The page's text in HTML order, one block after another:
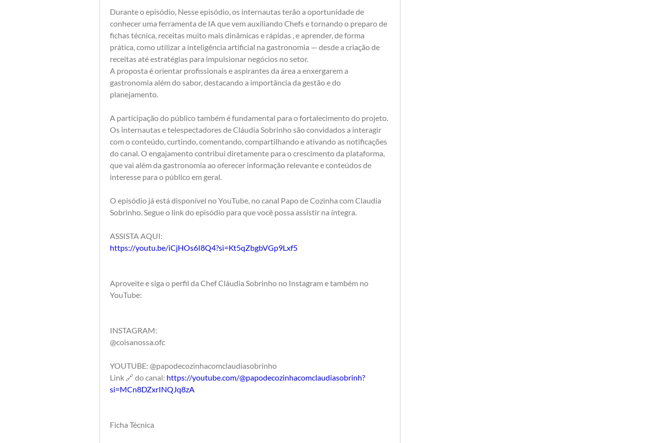
Durante o episódio, Nesse episódio, os internautas terão a oportunidade de
conhecer uma ferramenta de IA que vem auxiliando Chefs e tornando o preparo de
fichas técnica, receitas muito mais dinâmicas e rápidas , e aprender, de forma
prática, como utilizar a inteligência artificial na gastronomia — desde a criação de
receitas até estratégias para impulsionar negócios no setor.
A proposta é orientar profissionais e aspirantes da área a enxergarem a
gastronomia além do sabor, destacando a importância da gestão e do
planejamento.
A participação do público também é fundamental para o fortalecimento do projeto.
Os internautas e telespectadores de Cláudia Sobrinho são convidados a interagir
com o conteúdo, curtindo, comentando, compartilhando e ativando as notificações
do canal. O engajamento contribui diretamente para o crescimento da plataforma,
que vai além da gastronomia ao oferecer informação relevante e conteúdos de
interesse para o público em geral.
O episódio já está disponível no YouTube, no canal Papo de Cozinha com Claudia
Sobrinho. Segue o link do episódio para que você possa assistir na íntegra.
ASSISTA AQUI:
https://youtu.be/iCjHOs6I8Q4?si=Kt5qZbgbVGp9Lxf5
Aproveite e siga o perfil da Chef Cláudia Sobrinho no Instagram e também no
YouTube:
INSTAGRAM:
@coisanossa.ofc
YOUTUBE: @papodecozinhacomclaudiasobrinho
Link 🔗 do canal: https://youtube.com/@papodecozinhacomclaudiasobrinh?
si=MCn8DZxrINQJq8zA
Ficha Técnica